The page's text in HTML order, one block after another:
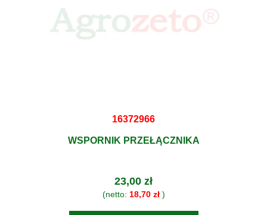
16372966
WSPORNIK PRZEŁĄCZNIKA
23,00 zł
(netto: 18,70 zł)